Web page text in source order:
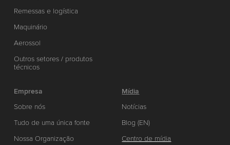
Remessas e logística
Maquinário
Aerossol
Outros setores / produtos
técnicos
Empresa
Sobre nós
Tudo de uma única fonte
Nossa Organização
Mídia
Notícias
Blog (EN)
Centro de mídia